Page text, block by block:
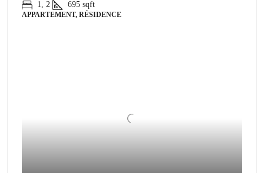
1, 2 695 sqft
APPARTEMENT, RÉSIDENCE